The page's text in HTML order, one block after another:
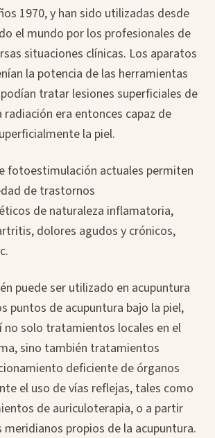
1970, y han sido utilizadas desde
el mundo por los profesionales de
situaciones clínicas. Los aparatos
la potencia de las herramientas
tratar lesiones superficiales de
radiación era entonces capaz de
la piel.
fotoestimulación actuales permiten
de trastornos
de naturaleza inflamatoria,
dolores agudos y crónicos,
puede ser utilizado en acupuntura
puntos de acupuntura bajo la piel,
no solo tratamientos locales en el
sino también tratamientos
deficiente de órganos
el uso de vías reflejas, tales como
de auriculoterapia, o a partir
propios de la acupuntura.